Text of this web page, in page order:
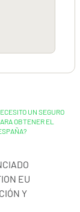
UN SEGURO
OBTENER EL
EU
Y